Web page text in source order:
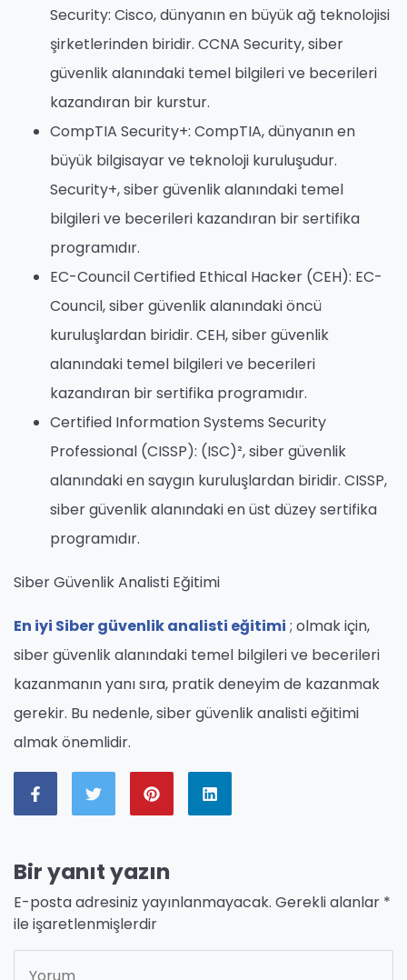
Security: Cisco, dünyanın en büyük ağ teknolojisi
şirketlerinden biridir. CCNA Security, siber
güvenlik alanındaki temel bilgileri ve becerileri
kazandıran bir kurstur.
CompTIA Security+: CompTIA, dünyanın en
büyük bilgisayar ve teknoloji kuruluşudur.
Security+, siber güvenlik alanındaki temel
bilgileri ve becerileri kazandıran bir sertifika
programıdır.
EC-Council Certified Ethical Hacker (CEH): EC-
Council, siber güvenlik alanındaki öncü
kuruluşlardan biridir. CEH, siber güvenlik
alanındaki temel bilgileri ve becerileri
kazandıran bir sertifika programıdır.
Certified Information Systems Security
Professional (CISSP): (ISC)², siber güvenlik
alanındaki en saygın kuruluşlardan biridir. CISSP,
siber güvenlik alanındaki en üst düzey sertifika
programıdır.
Siber Güvenlik Analisti Eğitimi
En iyi Siber güvenlik analisti eğitimi ; olmak için,
siber güvenlik alanındaki temel bilgileri ve becerileri
kazanmanın yanı sıra, pratik deneyim de kazanmak
gerekir. Bu nedenle, siber güvenlik analisti eğitimi
almak önemlidir.
Bir yanıt yazın
E-posta adresiniz yayınlanmayacak. Gerekli alanlar *
ile işaretlenmişlerdir